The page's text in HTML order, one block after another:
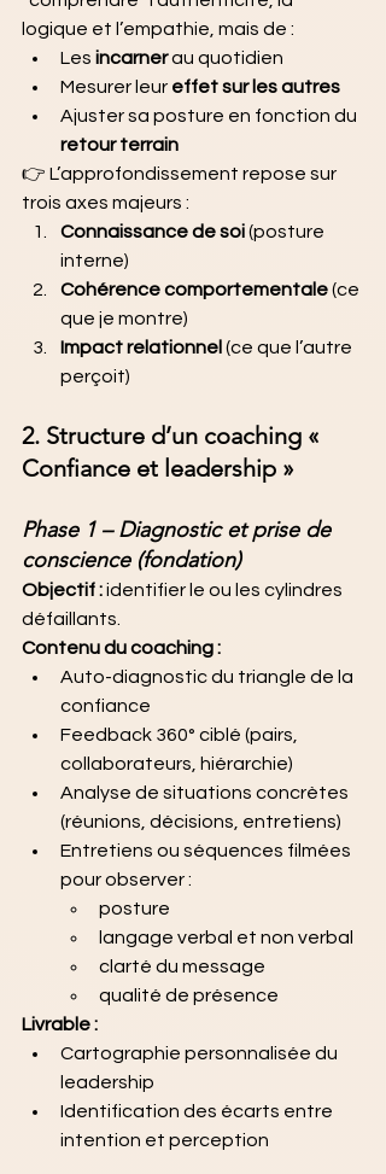
logique et l’empathie, mais de :
Les incarner au quotidien
Mesurer leur effet sur les autres
Ajuster sa posture en fonction du
retour terrain
👉 L’approfondissement repose sur
trois axes majeurs :
Connaissance de soi (posture
interne)
Cohérence comportementale (ce
que je montre)
Impact relationnel (ce que l’autre
perçoit)
2. Structure d’un coaching «
Confiance et leadership »
Phase 1 – Diagnostic et prise de
conscience (fondation)
Objectif : identifier le ou les cylindres
défaillants.
Contenu du coaching :
Auto-diagnostic du triangle de la
confiance
Feedback 360° ciblé (pairs,
collaborateurs, hiérarchie)
Analyse de situations concrètes
(réunions, décisions, entretiens)
Entretiens ou séquences filmées
pour observer :
posture
langage verbal et non verbal
clarté du message
qualité de présence
Livrable :
Cartographie personnalisée du
leadership
Identification des écarts entre
intention et perception